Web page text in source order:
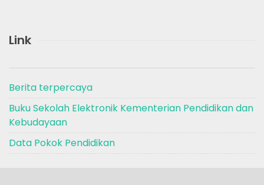
Link
Berita terpercaya
Buku Sekolah Elektronik Kementerian Pendidikan dan
Kebudayaan
Data Pokok Pendidikan